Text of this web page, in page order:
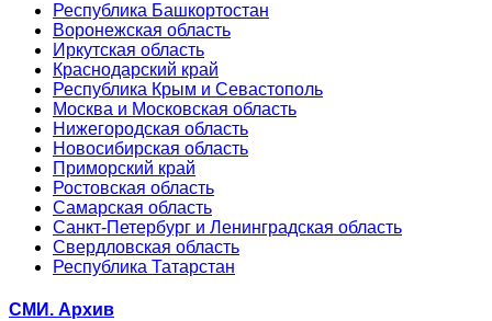
Республика Башкортостан
Воронежская область
Иркутская область
Краснодарский край
Республика Крым и Севастополь
Москва и Московская область
Нижегородская область
Новосибирская область
Приморский край
Ростовская область
Самарская область
Санкт-Петербург и Ленинградская область
Свердловская область
Республика Татарстан
СМИ. Архив